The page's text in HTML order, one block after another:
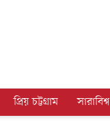
প্রিয় চট্টগ্রাম সারাবিশ্ব